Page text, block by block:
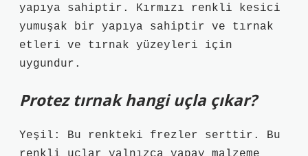
yapıya sahiptir. Kırmızı renkli kesici
yumuşak bir yapıya sahiptir ve tırnak
etleri ve tırnak yüzeyleri için
uygundur.
Protez tırnak hangi uçla çıkar?
Yeşil: Bu renkteki frezler serttir. Bu